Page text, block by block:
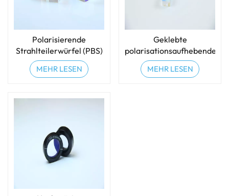
Polarisierende
Strahlteilerwürfel (PBS)
MEHR LESEN
Geklebte
polarisationsaufhebende
Strahlteiler
MEHR LESEN